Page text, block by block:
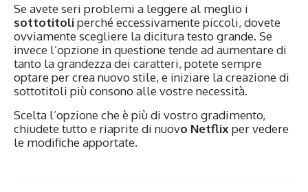
Se avete seri problemi a leggere al meglio i
sottotitoliperché eccessivamente piccoli, dovete
ovviamente scegliere la dicitura testo grande. Se
invece l’opzione in questione tende ad aumentare di
tanto la grandezza dei caratteri, potete sempre
optare per crea nuovo stile, e iniziare la creazione di
sottotitoli più consono alle vostre necessità.
Scelta l’opzione che è più di vostro gradimento,
chiudete tutto e riaprite di nuovo Netflix per vedere
le modifiche apportate.